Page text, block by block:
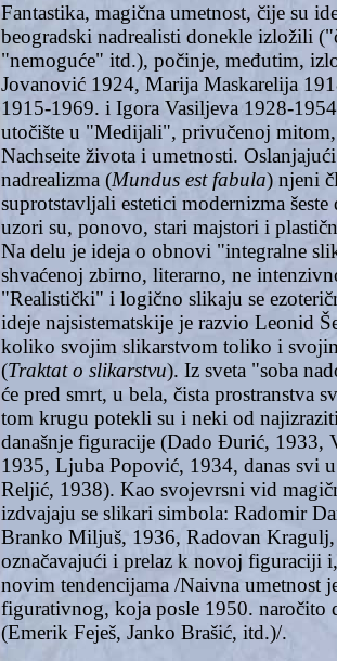
Fantastika, magična umetnost, čije su
beogradski nadrealisti donekle izložili
"nemoguće" itd.), počinje, međutim,
Jovanović 1924, Marija Maskarelija
1915-1969. i Igora Vasiljeva 1928-
utočište u "Medijali", privučenoj
Nachseite života i umetnosti.
nadrealizma (Mundus est fabula) njeni
suprotstavljali estetici modernizma
uzori su, ponovo, stari majstori i
Na delu je ideja o obnovi "integralne
shvaćenoj zbirno, literarno, ne
"Realistički" i logično slikaju se
ideje najsistematskije je razvio Leonid
koliko svojim slikarstvom toliko i
(Traktat o slikarstvu). Iz sveta "soba
će pred smrt, u bela, čista prostranstva
tom krugu potekli su i neki od
današnje figuracije (Dado Đurić, 1933,
1935, Ljuba Popović, 1934, danas svi
Reljić, 1938). Kao svojevrsni vid
izdvajaju se slikari simbola: Radomir
Branko Miljuš, 1936, Radovan
označavajući i prelaz k novoj figuraciji
novim tendencijama /Naivna umetnost
figurativnog, koja posle 1950. naročito
(Emerik Feješ, Janko Brašić, itd.)/.